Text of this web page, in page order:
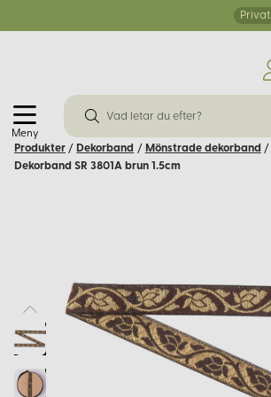
Privat
Meny
Produkter / Dekorband / Mönstrade dekorband /
Dekorband SR 3801A brun 1.5cm